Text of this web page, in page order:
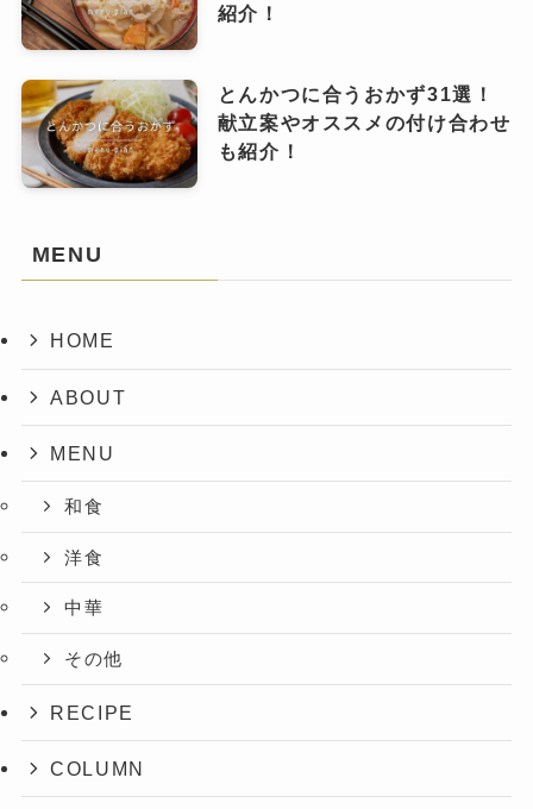
紹介！
とんかつに合うおかず31選！
献立案やオススメの付け合わせ
も紹介！
MENU
HOME
ABOUT
MENU
和食
洋食
中華
その他
RECIPE
COLUMN